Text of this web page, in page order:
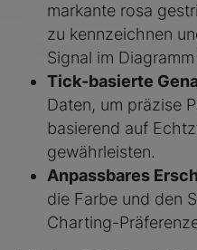
markante rosa
zu kennzeichnen
Signal im
Tick-basierte
Daten, um präzise
basierend auf
gewährleisten.
Anpassbares
die Farbe und den
Charting-